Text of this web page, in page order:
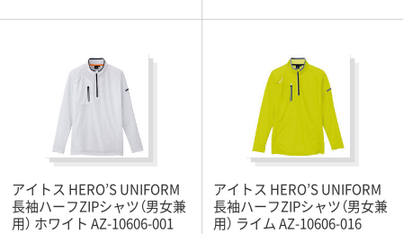
アイトス HERO’S UNIFORM
長袖ハーフZIPシャツ（男女兼
用） ホワイト AZ-10606-001
アイトス HERO’S UNIFORM
長袖ハーフZIPシャツ（男女兼
用） ライム AZ-10606-016